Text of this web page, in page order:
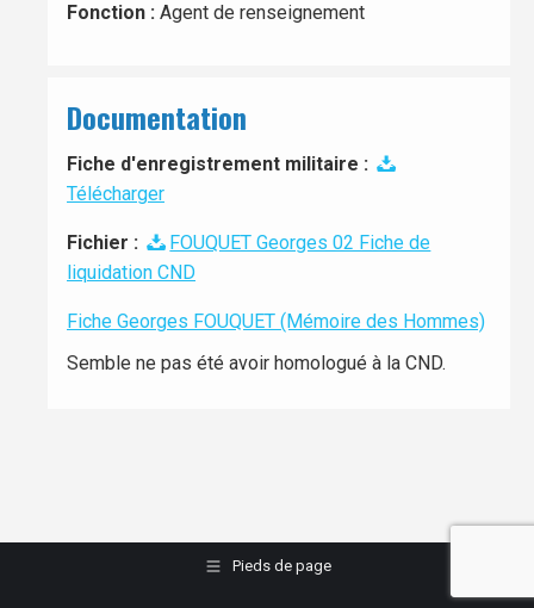
Fonction : Agent de renseignement
Documentation
Fiche d'enregistrement militaire :
Télécharger
Fichier :
FOUQUET Georges 02 Fiche de
liquidation CND
Fiche Georges FOUQUET (Mémoire des Hommes)
Semble ne pas été avoir homologué à la CND.
Pieds de page